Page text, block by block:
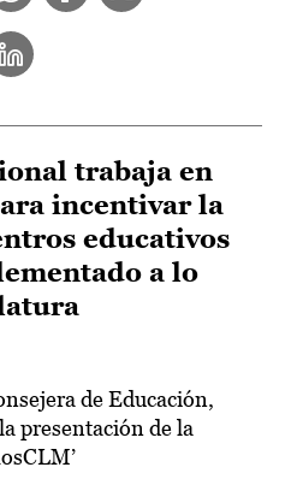
trabaja en
incentivar la
educativos
a lo
de Educación,
presentación de la